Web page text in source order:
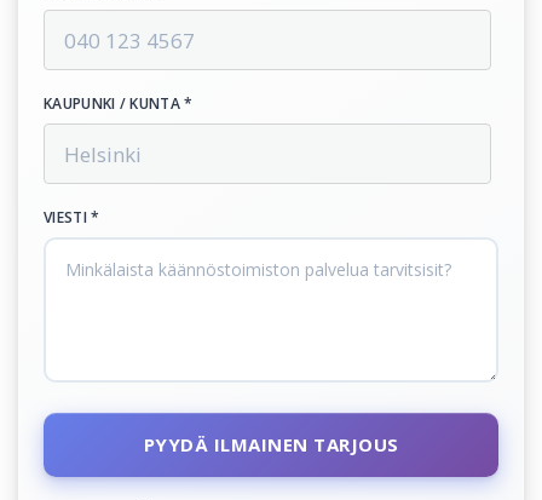
KAUPUNKI / KUNTA *
VIESTI *
PYYDÄ ILMAINEN TARJOUS